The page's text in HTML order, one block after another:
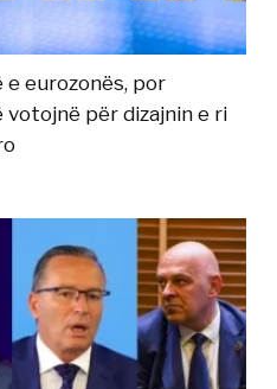
e eurozonës, por
për dizajnin e ri